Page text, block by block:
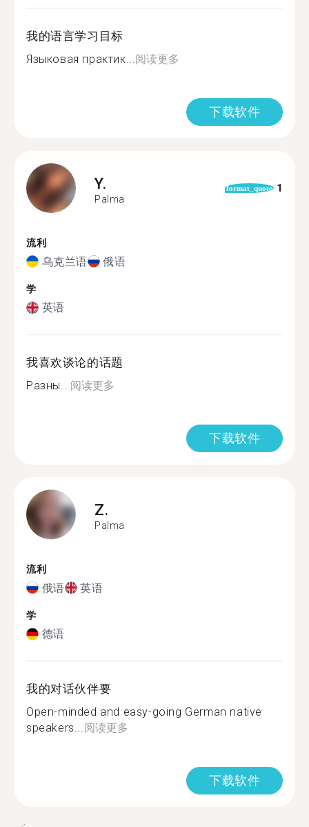
我的语言学习目标
Языковая практик...阅读更多
下载软件
Y.
Palma
format_quote 1
流利
乌克兰语 俄语
学
英语
我喜欢谈论的话题
Разны...阅读更多
下载软件
Z.
Palma
流利
俄语 英语
学
德语
我的对话伙伴要
Open-minded and easy-going German native
speakers...阅读更多
下载软件